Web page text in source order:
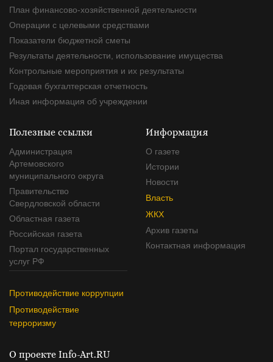
План финансово-хозяйственной деятельности
Операции с целевыми средствами
Показатели бюджетной сметы
Результаты деятельности, использование имущества
Контрольные мероприятия и их результаты
Годовая бухгалтерская отчетность
Иная информация об учреждении
Полезные ссылки
Администрация
Артемовского
муниципального округа
Правительство
Свердловской области
Областная газета
Российская газета
Портал государственных
услуг РФ
Противодействие коррупции
Противодействие
терроризму
Информация
О газете
Истории
Новости
Власть
ЖКХ
Архив газеты
Контактная информация
О проекте Info-Art.RU